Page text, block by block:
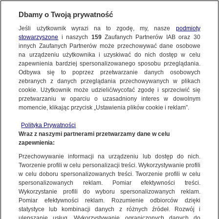
BIURO REKLAMY TVN MEDIA
20.10.2025
NBA Z NOWYM DOMEM W POLSCE. TRANSMISJE
W NOWYM KANALE EUROSPORT 3
Dbamy o Twoją prywatność
Jeśli użytkownik wyrazi na to zgodę, my, nasze podmioty
stowarzyszone i naszych 159Zaufanych Partnerów IAB oraz 30
innych Zaufanych Partnerów może przechowywać dane osobowe
na urządzeniu użytkownika i uzyskiwać do nich dostęp w celu
zapewnienia bardziej spersonalizowanego sposobu przeglądania.
Odbywa się to poprzez przetwarzanie danych osobowych
zebranych z danych przeglądania przechowywanych w plikach
cookie. Użytkownik może udzielić/wycofać zgodę i sprzeciwić się
przetwarzaniu w oparciu o uzasadniony interes w dowolnym
momencie, klikając przycisk „Ustawienia plików cookie i reklam”.
Polityka Prywatności
Wraz z naszymi partnerami przetwarzamy dane w celu
zapewnienia:
Przechowywanie informacji na urządzeniu lub dostęp do nich.
Tworzenie profili w celu personalizacji treści. Wykorzystywanie profili
w celu doboru spersonalizowanych treści. Tworzenie profili w celu
spersonalizowanych reklam. Pomiar efektywności treści.
Wykorzystanie profili do wyboru spersonalizowanych reklam.
Pomiar efektywności reklam. Rozumienie odbiorców dzięki
statystyce lub kombinacji danych z różnych źródeł. Rozwój i